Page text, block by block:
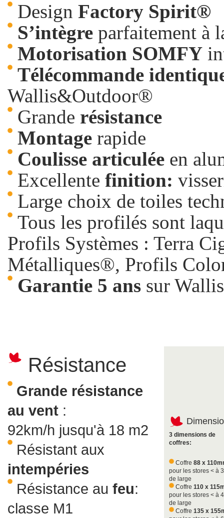
Design Factory Spirit®
S’intègre parfaitement à
Motorisation SOMFY
Télécommande
Wallis&Outdoor®
Grande résistance
Montage rapide
Coulisse articulée en
Excellente finition:
Large choix de toiles
Tous les profilés sont
Profils Systèmes : Terra
Métalliques®, Profils
Garantie 5 ans sur
Résistance
Grande résistance
au vent :
92km/h jusqu'à 18 m2
Résistant aux
intempéries
Résistance au feu:
classe M1
3 dimensions de
coffres:
Coffre 88 x
pour les stores < à
de large
Coffre 110 x
pour les stores < à
de large
Coffre 135 x